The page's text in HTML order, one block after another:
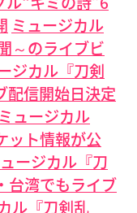
ミュージカル
～のライブビ
ジカル『刀剣
配信開始日決定
ミュージカル
ット情報が公
ージカル『刀
台湾でもライブ
ル『刀剣乱